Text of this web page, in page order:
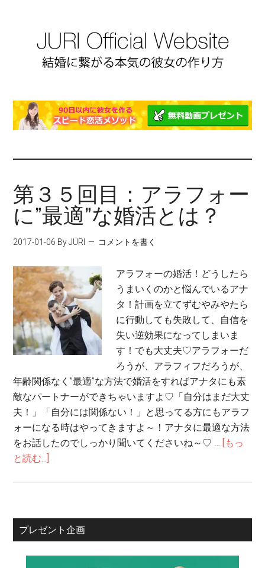
第３５回目：アラフォー
に”最適”な婚活とは？
2017-01-06 By JURI コメントを書く
アラフォーの婚活！どうしたら
うまいくのかと悩んでいるアナ
タ！計画を立てずむやみやたら
に行動しても失敗して、自信を
失い逆効果になってしまいま
す！でも大丈夫♡アラフォーだ
ろうが、アラフィフだろうが、
年齢関係なく”最適”な方法で婚活をすればアナタにも素
敵なパートナーができちゃいますよ♡「自分はまだ大丈
夫！」「自分には関係ない！」と思ってる方にもアラフ
ォーになる時はやってきますよ～！アナタに最適な方法
をお話したのでしっかり聞いてくださいね～♡ … [もっ
と読む...]
プレゼント企画